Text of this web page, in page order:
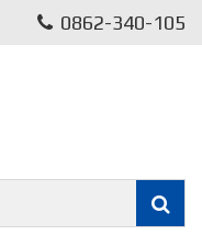
0862-340-105